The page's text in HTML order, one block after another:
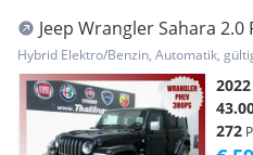
Jeep Wrangler Sahara 2.0
Hybrid Elektro/Benzin, Automatik,
2022
272